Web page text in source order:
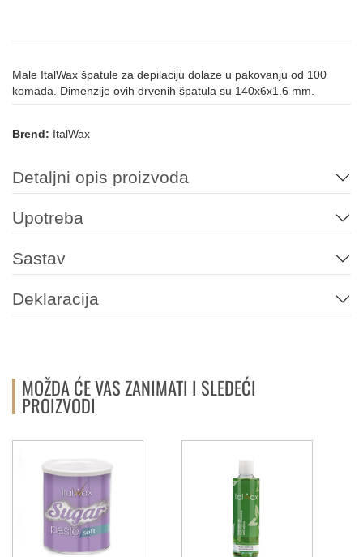
Male ItalWax špatule za depilaciju dolaze u pakovanju od 100
komada. Dimenzije ovih drvenih špatula su 140x6x1.6 mm.
Brend: ItalWax
Detaljni opis proizvoda
Upotreba
Sastav
Deklaracija
MOŽDA ĆE VAS ZANIMATI I SLEDEĆI
PROIZVODI